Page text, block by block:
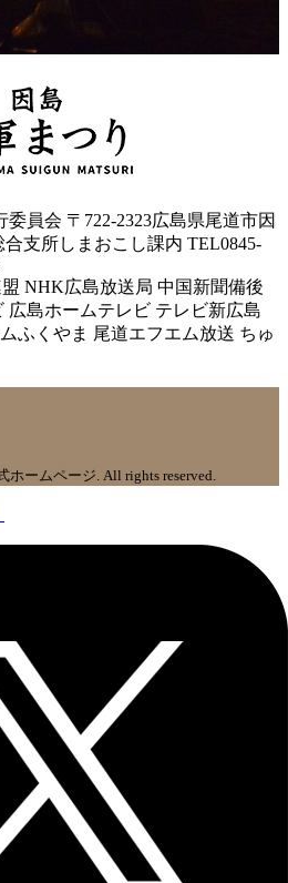
員会 〒722-2323広島県尾道市因
支所しまおこし課内 TEL0845-
NHK広島放送局 中国新聞備後
広島ホームテレビ テレビ新広島
ふくやま 尾道エフエム放送 ちゅ
ームページ. All rights reserved.